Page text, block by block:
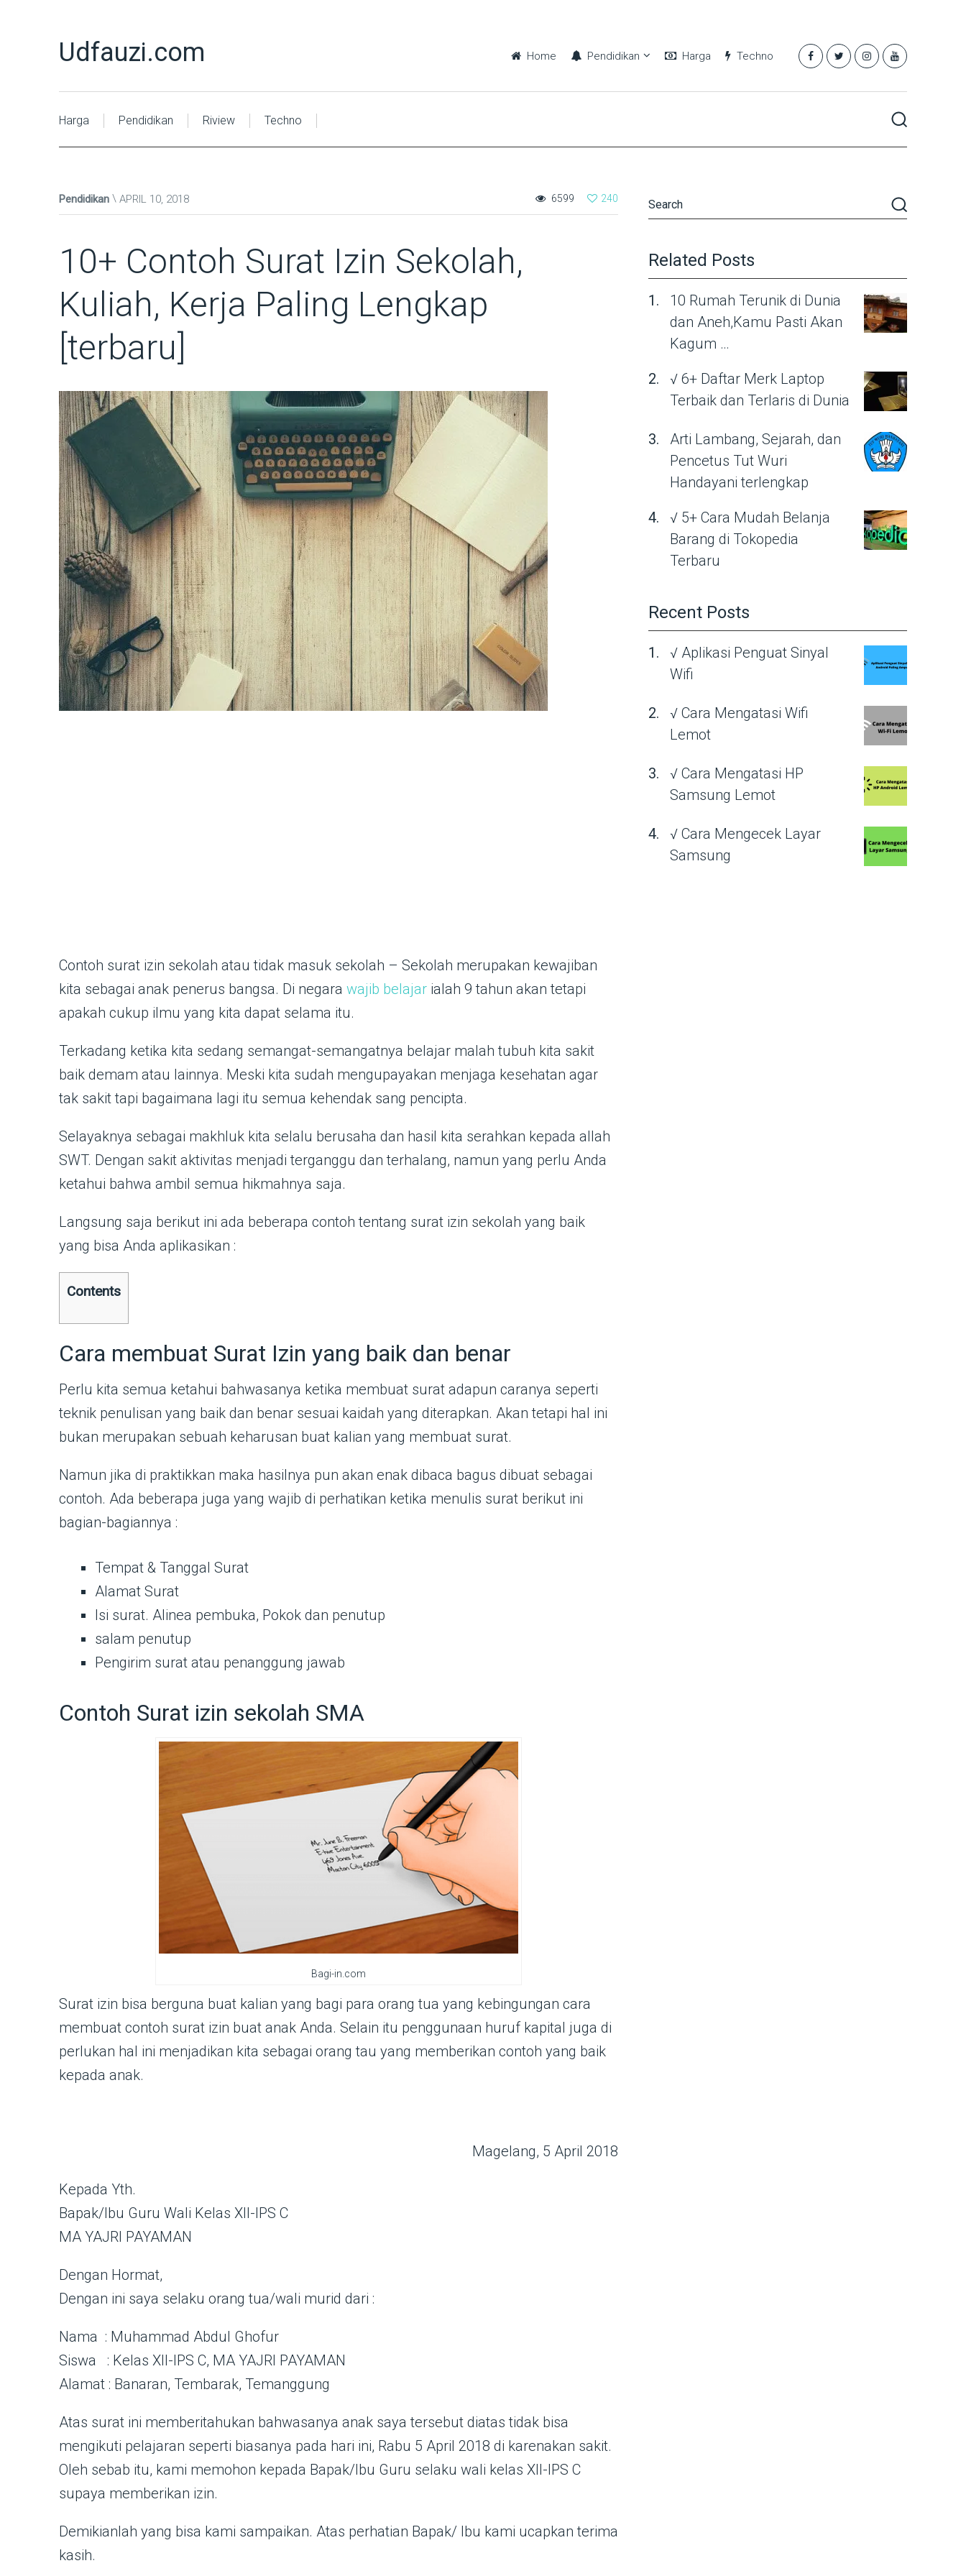
Udfauzi.com Home Pendidikan Harga Techno
Harga Pendidikan Riview Techno
Pendidikan APRIL 10, 2018 240
6599
10+ Contoh Surat Izin Sekolah,
Kuliah, Kerja Paling Lengkap
[terbaru]
Contoh surat izin sekolah atau tidak masuk sekolah – Sekolah merupakan kewajiban
kita sebagai anak penerus bangsa. Di negara wajib belajar ialah 9 tahun akan tetapi
apakah cukup ilmu yang kita dapat selama itu.
Terkadang ketika kita sedang semangat-semangatnya belajar malah tubuh kita sakit
baik demam atau lainnya. Meski kita sudah mengupayakan menjaga kesehatan agar
tak sakit tapi bagaimana lagi itu semua kehendak sang pencipta.
Selayaknya sebagai makhluk kita selalu berusaha dan hasil kita serahkan kepada allah
SWT. Dengan sakit aktivitas menjadi terganggu dan terhalang, namun yang perlu Anda
ketahui bahwa ambil semua hikmahnya saja.
Langsung saja berikut ini ada beberapa contoh tentang surat izin sekolah yang baik
yang bisa Anda aplikasikan :
Contents
Cara membuat Surat Izin yang baik dan benar
Perlu kita semua ketahui bahwasanya ketika membuat surat adapun caranya seperti
teknik penulisan yang baik dan benar sesuai kaidah yang diterapkan. Akan tetapi hal ini
bukan merupakan sebuah keharusan buat kalian yang membuat surat.
Namun jika di praktikkan maka hasilnya pun akan enak dibaca bagus dibuat sebagai
contoh. Ada beberapa juga yang wajib di perhatikan ketika menulis surat berikut ini
bagian-bagiannya :
Tempat & Tanggal Surat
Alamat Surat
Isi surat. Alinea pembuka, Pokok dan penutup
salam penutup
Pengirim surat atau penanggung jawab
Contoh Surat izin sekolah SMA
Bagi-in.com
Surat izin bisa berguna buat kalian yang bagi para orang tua yang kebingungan cara
membuat contoh surat izin buat anak Anda. Selain itu penggunaan huruf kapital juga di
perlukan hal ini menjadikan kita sebagai orang tau yang memberikan contoh yang baik
kepada anak.
Magelang, 5 April 2018
Kepada Yth.
Bapak/Ibu Guru Wali Kelas XII-IPS C
MA YAJRI PAYAMAN
Dengan Hormat,
Dengan ini saya selaku orang tua/wali murid dari :
Nama : Muhammad Abdul Ghofur
Siswa : Kelas XII-IPS C, MA YAJRI PAYAMAN
Alamat : Banaran, Tembarak, Temanggung
Atas surat ini memberitahukan bahwasanya anak saya tersebut diatas tidak bisa
mengikuti pelajaran seperti biasanya pada hari ini, Rabu 5 April 2018 di karenakan sakit.
Oleh sebab itu, kami memohon kepada Bapak/Ibu Guru selaku wali kelas XII-IPS C
supaya memberikan izin.
Demikianlah yang bisa kami sampaikan. Atas perhatian Bapak/ Ibu kami ucapkan terima
kasih.
Related Posts
10 Rumah Terunik di Dunia
dan Aneh,Kamu Pasti Akan
Kagum …
√ 6+ Daftar Merk Laptop
Terbaik dan Terlaris di Dunia
Arti Lambang, Sejarah, dan
Pencetus Tut Wuri
Handayani terlengkap
√ 5+ Cara Mudah Belanja
Barang di Tokopedia
Terbaru
Recent Posts
√ Aplikasi Penguat Sinyal
Wifi
√ Cara Mengatasi Wifi
Lemot
√ Cara Mengatasi HP
Samsung Lemot
√ Cara Mengecek Layar
Samsung